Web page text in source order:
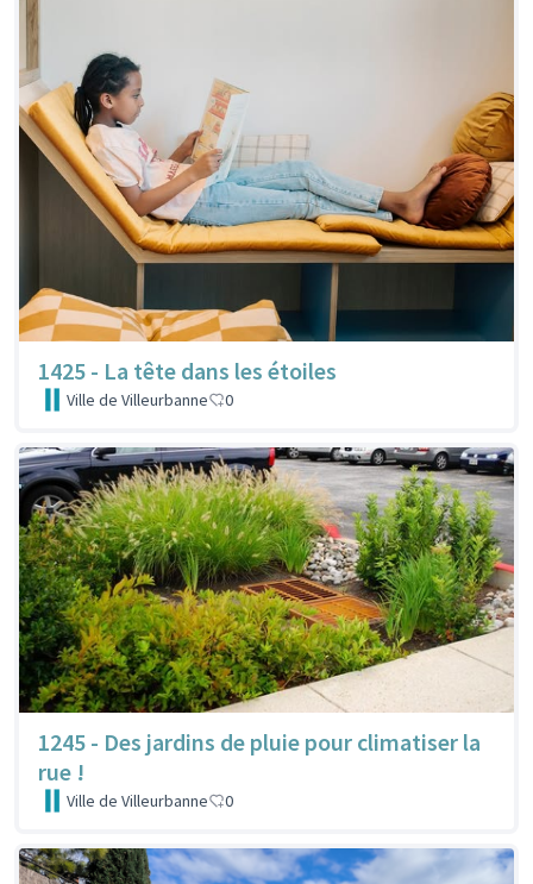
1425 - La tête dans les étoiles
Ville de Villeurbanne 0
1245 - Des jardins de pluie pour climatiser la
rue !
Ville de Villeurbanne 0